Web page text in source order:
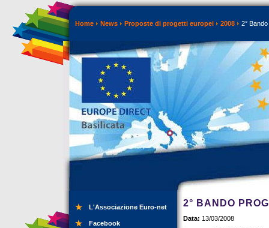
Home News Proposte di progetti europei 2008 2°
L'Associazione Euro-net
Facebook
2° BANDO
Data: 13/03/2008